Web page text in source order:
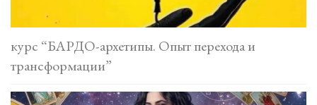
курс “БАРДО-архетипы. Опыт перехода и
трансформации”